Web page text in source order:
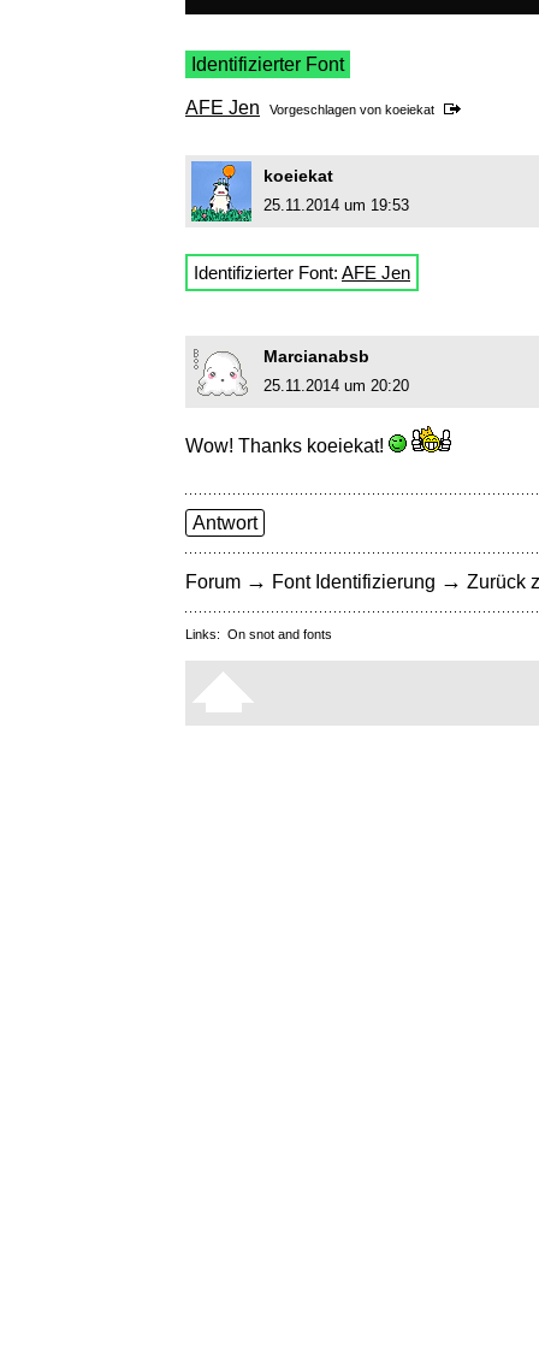
Identifizierter Font
AFE Jen Vorgeschlagen von koeiekat
koeiekat
25.11.2014 um 19:53
Identifizierter Font: AFE Jen
Marcianabsb
25.11.2014 um 20:20
Wow! Thanks koeiekat!
Antwort
Forum → Font Identifizierung → Zurück
Links: On snot and fonts